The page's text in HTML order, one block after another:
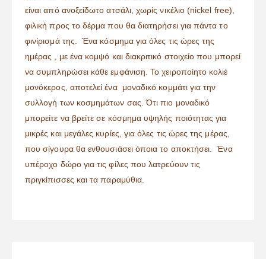
είναι από ανοξείδωτο ατσάλι, χωρίς νικέλιο (nickel free),
φιλική προς το δέρμα που θα διατηρήσει για πάντα το
φινίρισμά της. Ένα κόσμημα για όλες τις ώρες της
ημέρας , με ένα κομψό και διακριτικό στοιχείο που μπορεί
να συμπληρώσει κάθε εμφάνιση. Το χειροποίητο κολιέ
μονόκερος, αποτελεί ένα μοναδικό κομμάτι για την
συλλογή των κοσμημάτων σας. Ότι πιο μοναδικό
μπορείτε να βρείτε σε κόσμημα υψηλής ποιότητας για
μικρές και μεγάλες κυρίες, για όλες τις ώρες της μέρας,
που σίγουρα θα ενθουσιάσει όποια το αποκτήσει. Ένα
υπέροχο δώρο για τις φίλες που λατρεύουν τις
πριγκίπισσες και τα παραμύθια.